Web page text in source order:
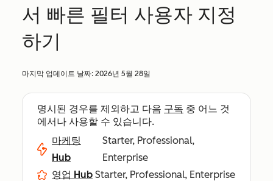
서 빠른 필터 사용자 지정
하기
마지막 업데이트 날짜: 2026년 5월 28일
명시된 경우를 제외하고 다음 구독 중 어느 것
에서나 사용할 수 있습니다.
마케팅
Hub
Starter, Professional,
Enterprise
영업 Hub Starter, Professional, Enterprise